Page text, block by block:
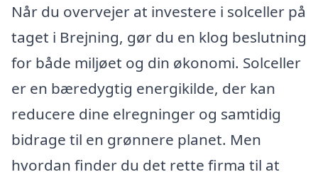
Når du overvejer at investere i solceller på
taget i Brejning, gør du en klog beslutning
for både miljøet og din økonomi. Solceller
er en bæredygtig energikilde, der kan
reducere dine elregninger og samtidig
bidrage til en grønnere planet. Men
hvordan finder du det rette firma til at